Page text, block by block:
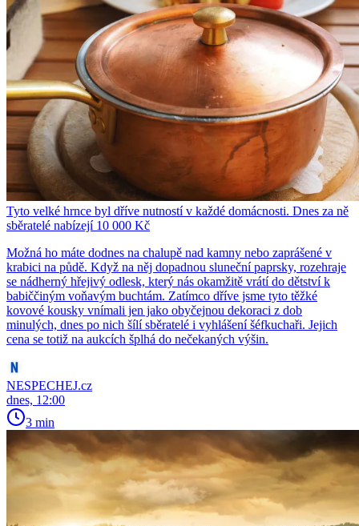
Tyto velké hrnce byl dříve nutností v každé domácnosti. Dnes za ně
sběratelé nabízejí 10 000 Kč
Možná ho máte dodnes na chalupě nad kamny nebo zaprášené v
krabici na půdě. Když na něj dopadnou sluneční paprsky, rozehraje
se nádherný hřejivý odlesk, který nás okamžitě vrátí do dětství k
babiččiným voňavým buchtám. Zatímco dříve jsme tyto těžké
kovové kousky vnímali jen jako obyčejnou dekoraci z dob
minulých, dnes po nich šílí sběratelé i vyhlášení šéfkuchaři. Jejich
cena se totiž na aukcích šplhá do nečekaných výšin.
NESPECHEJ.cz
dnes, 12:00
3 min